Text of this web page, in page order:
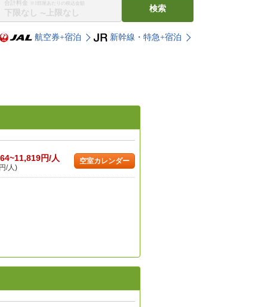
合計料金 ※1部屋あたりの税込金額
〜
検索
航空券+宿泊 新幹線・特急+宿泊
円/人
/人)
空室カレンダー